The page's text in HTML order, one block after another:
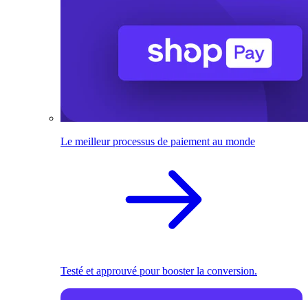
Le meilleur processus de paiement au monde
Testé et approuvé pour booster la conversion.